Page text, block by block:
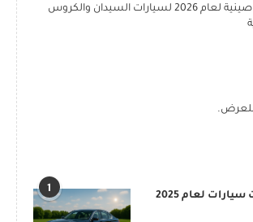
أفضل 10 إطارات صينية لعام 2026 لسيارات السيدان والكروس
للعرض.
1